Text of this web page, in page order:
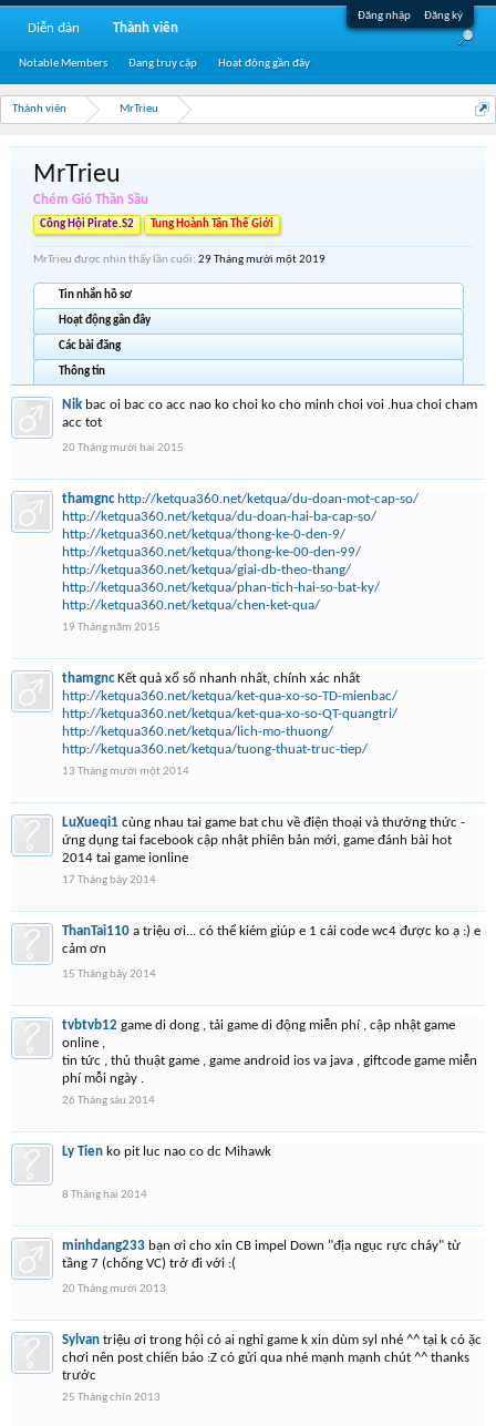
Đăng nhập Đăng ký
Thành viên MrTrieu
MrTrieu
Chém Gió Thần Sầu
Công Hội Pirate.S2 Tung Hoành Tân Thế Giới
MrTrieu được nhìn thấy lần cuối: 29 Tháng mười một 2019
Tin nhắn hồ sơ
Hoạt động gần đây
Các bài đăng
Thông tin
Nik bac oi bac co acc nao ko choi ko cho minh choi voi .hua choi cham
acc tot
20 Tháng mười hai 2015
thamgnc http://ketqua360.net/ketqua/du-doan-mot-cap-so/
http://ketqua360.net/ketqua/du-doan-hai-ba-cap-so/
http://ketqua360.net/ketqua/thong-ke-0-den-9/
http://ketqua360.net/ketqua/thong-ke-00-den-99/
http://ketqua360.net/ketqua/giai-db-theo-thang/
http://ketqua360.net/ketqua/phan-tich-hai-so-bat-ky/
http://ketqua360.net/ketqua/chen-ket-qua/
19 Tháng năm 2015
thamgnc Kết quả xổ số nhanh nhất, chính xác nhất
http://ketqua360.net/ketqua/ket-qua-xo-so-TD-mienbac/
http://ketqua360.net/ketqua/ket-qua-xo-so-QT-quangtri/
http://ketqua360.net/ketqua/lich-mo-thuong/
http://ketqua360.net/ketqua/tuong-thuat-truc-tiep/
13 Tháng mười một 2014
LuXueqi1 cùng nhau tai game bat chu về điện thoại và thưởng thức -
ứng dụng tai facebook cập nhật phiên bản mới, game đánh bài hot
2014 tai game ionline
17 Tháng bảy 2014
ThanTai110 a triệu ơi... có thể kiém giúp e 1 cái code wc4 được ko ạ :) e
cảm ơn
15 Tháng bảy 2014
tvbtvb12 game di dong , tải game di động miễn phí , cập nhật game
online ,
tin tức , thủ thuật game , game android ios va java , giftcode game miễn
phí mỗi ngày .
26 Tháng sáu 2014
Ly Tien ko pit luc nao co dc Mihawk
8 Tháng hai 2014
minhdang233 bạn ơi cho xin CB impel Down "địa ngục rực cháy" từ
tầng 7 (chống VC) trở đi với :(
20 Tháng mười 2013
Sylvan triệu ơi trong hội có ai nghỉ game k xin dùm syl nhé ^^ tại k có ặc
chơi nên post chiến báo :Z có gửi qua nhé mạnh mạnh chút ^^ thanks
trước
25 Tháng chín 2013
Diễn đàn Thành viên
Notable Members Đang truy cập Hoạt động gần đây